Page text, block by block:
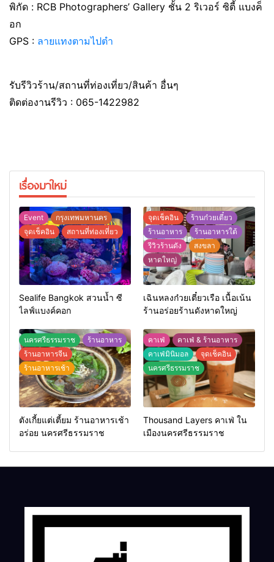
พิกัด : RCB Photographers’ Gallery ชั้น 2 ริเวอร์ ซิตี้ แบงค็
อก
GPS : ลายแทงตามไปตำ
รับรีวิวร้าน/สถานที่ท่องเที่ยว/สินค้า อื่นๆ
ติดต่องานรีวิว : 065-1422982
เรื่องมาใหม่
Event
กรุงเทพมหานคร
จุดเช็คอิน
สถานที่ท่องเที่ยว
Sealife Bangkok สวนน้ำ ซี
ไลฟ์แบงค์คอก
จุดเช็คอิน
ร้านก๋วยเตี๋ยว
ร้านอาหาร
ร้านอาหารใต้
รีวิวร้านดัง
สงขลา
หาดใหญ่
เฉินหลงก๋วยเตี๋ยวเรือ เนื้อเน้น
ร้านอร่อยร้านดังหาดใหญ่
นครศรีธรรมราช
ร้านอาหาร
ร้านอาหารจีน
ร้านอาหารเช้า
ตังเกี้ยแต่เตี้ยม ร้านอาหารเช้า
อร่อย นครศรีธรรมราช
คาเฟ่
คาเฟ่ & ร้านอาหาร
คาเฟ่มินิมอล
จุดเช็คอิน
นครศรีธรรมราช
Thousand Layers คาเฟ่ ใน
เมืองนครศรีธรรมราช